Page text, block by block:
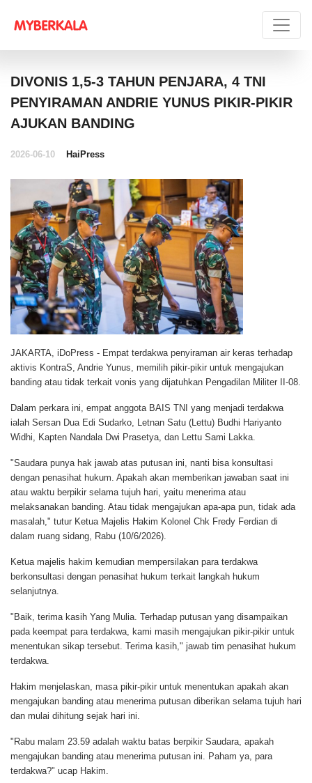
DIVONIS 1,5-3 TAHUN PENJARA, 4 TNI
PENYIRAMAN ANDRIE YUNUS PIKIR-PIKIR
AJUKAN BANDING
2026-06-10 HaiPress
JAKARTA, iDoPress - Empat terdakwa penyiraman air keras terhadap
aktivis KontraS, Andrie Yunus, memilih pikir-pikir untuk mengajukan
banding atau tidak terkait vonis yang dijatuhkan Pengadilan Militer II-08.
Dalam perkara ini, empat anggota BAIS TNI yang menjadi terdakwa
ialah Sersan Dua Edi Sudarko, Letnan Satu (Lettu) Budhi Hariyanto
Widhi, Kapten Nandala Dwi Prasetya, dan Lettu Sami Lakka.
"Saudara punya hak jawab atas putusan ini, nanti bisa konsultasi
dengan penasihat hukum. Apakah akan memberikan jawaban saat ini
atau waktu berpikir selama tujuh hari, yaitu menerima atau
melaksanakan banding. Atau tidak mengajukan apa-apa pun, tidak ada
masalah," tutur Ketua Majelis Hakim Kolonel Chk Fredy Ferdian di
dalam ruang sidang, Rabu (10/6/2026).
Ketua majelis hakim kemudian mempersilakan para terdakwa
berkonsultasi dengan penasihat hukum terkait langkah hukum
selanjutnya.
"Baik, terima kasih Yang Mulia. Terhadap putusan yang disampaikan
pada keempat para terdakwa, kami masih mengajukan pikir-pikir untuk
menentukan sikap tersebut. Terima kasih," jawab tim penasihat hukum
terdakwa.
Hakim menjelaskan, masa pikir-pikir untuk menentukan apakah akan
mengajukan banding atau menerima putusan diberikan selama tujuh hari
dan mulai dihitung sejak hari ini.
"Rabu malam 23.59 adalah waktu batas berpikir Saudara, apakah
mengajukan banding atau menerima putusan ini. Paham ya, para
terdakwa?" ucap Hakim.